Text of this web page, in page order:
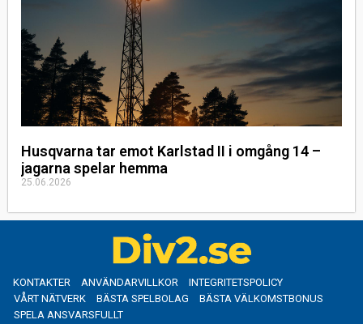
Husqvarna tar emot Karlstad II i omgång 14 –
jagarna spelar hemma
25.06.2026
KONTAKTER ANVÄNDARVILLKOR
INTEGRITETSPOLICY
VÅRT NÄTVERK
BÄSTA SPELBOLAG
BÄSTA VÄLKOMSTBONUS
SPELA ANSVARSFULLT